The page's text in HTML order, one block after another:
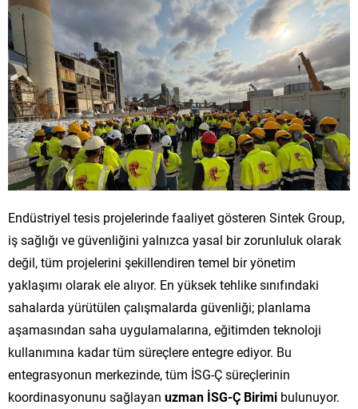
Endüstriyel tesis projelerinde faaliyet gösteren Sintek Group,
iş sağlığı ve güvenliğini yalnızca yasal bir zorunluluk olarak
değil, tüm projelerini şekillendiren temel bir yönetim
yaklaşımı olarak ele alıyor. En yüksek tehlike sınıfındaki
sahalarda yürütülen çalışmalarda güvenliği; planlama
aşamasından saha uygulamalarına, eğitimden teknoloji
kullanımına kadar tüm süreçlere entegre ediyor. Bu
entegrasyonun merkezinde, tüm İSG-Ç süreçlerinin
koordinasyonunu sağlayan uzman İSG-Ç Birimi bulunuyor.